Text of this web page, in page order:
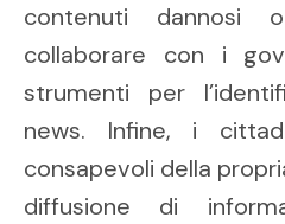
contenuti
collaborare con i
strumenti per
news. Infine, i
consapevoli della
diffusione di